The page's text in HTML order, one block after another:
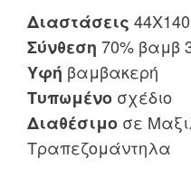
Διαστάσεις
Σύνθεση 70% βαμβ
Υφή βαμβακερή
Τυπωμένο σχέδιο
Διαθέσιμο σε
Τραπεζομάντηλα